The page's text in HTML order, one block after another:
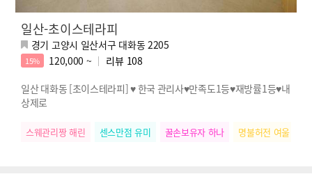
일산-초이스테라피
경기 고양시 일산서구 대화동 2205
15% 120,000 ~ 리뷰 108
일산 대화동 [초이스테라피] ♥ 한국 관리사♥만족도1등♥재방률1등♥내
상제로
스웨관리짱 해린 센스만점 유미 꿀손보유자 하나 명불허전 여울